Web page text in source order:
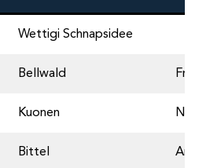
Wettigi Schnapsidee
Bellwald Frederik
Kuonen Nevio
Bittel Angelo